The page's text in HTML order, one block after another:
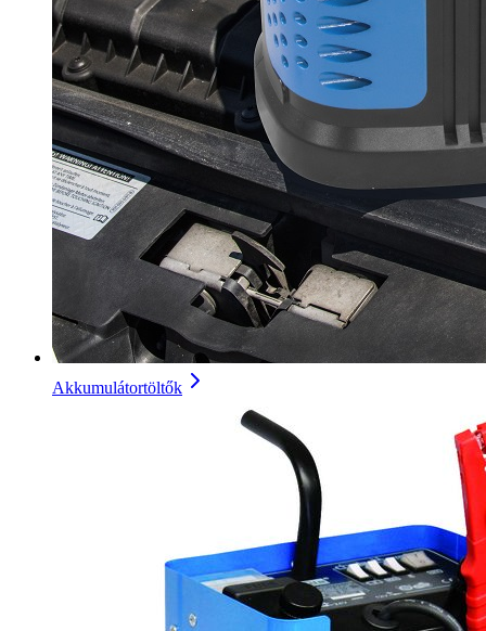
Akkumulátortöltők